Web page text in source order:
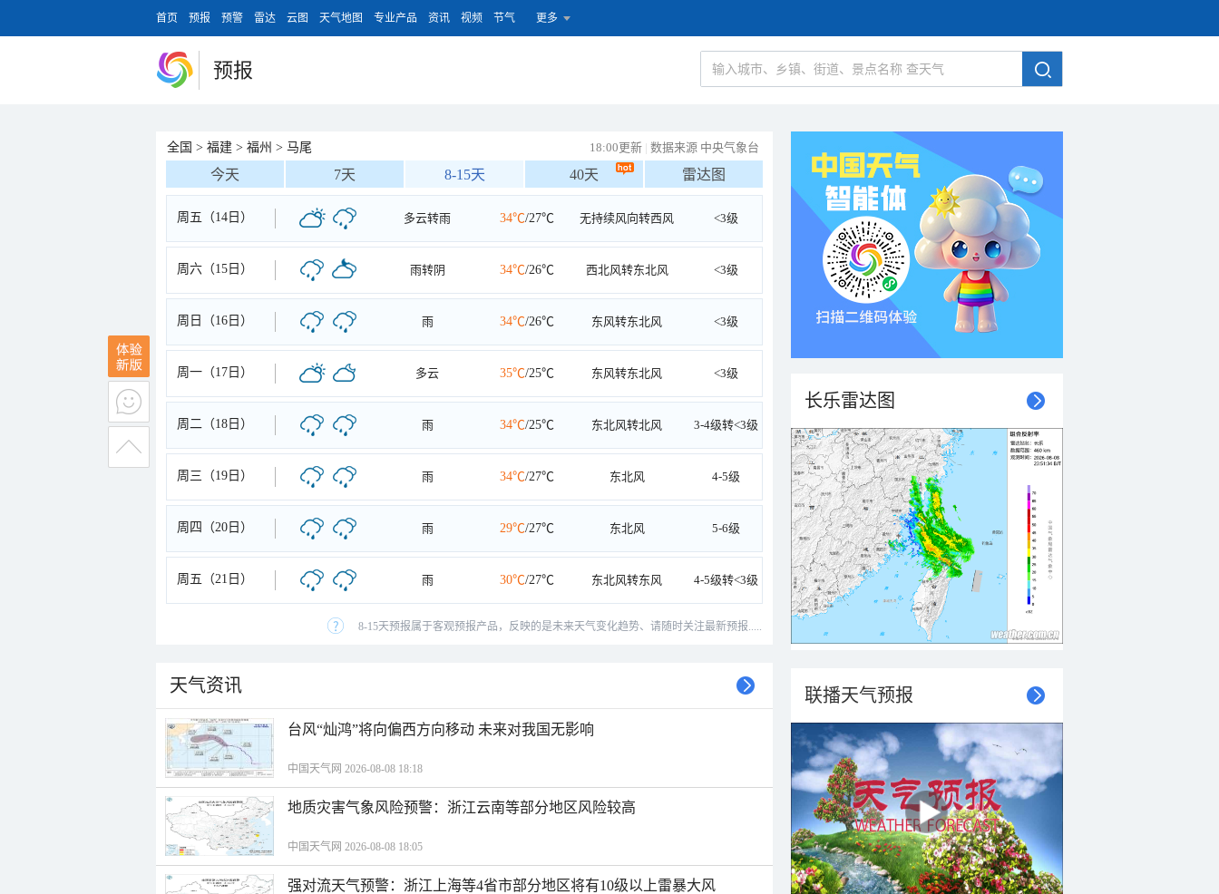
首页 预报 预警 雷达 云图 天气地图 专业产品 资讯 视频 节气 更多
预报
全国 > 福建 > 福州 > 马尾 18:00更新 | 数据来源 中央气象台
今天 7天 8-15天 40天 雷达图
周五（14日） 多云转雨 34℃/27℃ 无持续风向转西风 <3级
周六（15日） 雨转阴 34℃/26℃ 西北风转东北风 <3级
周日（16日） 雨 34℃/26℃ 东风转东北风 <3级
周一（17日） 多云 35℃/25℃ 东风转东北风 <3级
周二（18日） 雨 34℃/25℃ 东北风转北风 3-4级转<3级
周三（19日） 雨 34℃/27℃ 东北风 4-5级
周四（20日） 雨 29℃/27℃ 东北风 5-6级
周五（21日） 雨 30℃/27℃ 东北风转东风 4-5级转<3级
8-15天预报属于客观预报产品，反映的是未来天气变化趋势、请随时关注最新预报.....
天气资讯
台风“灿鸿”将向偏西方向移动 未来对我国无影响
中国天气网 2026-08-08 18:18
地质灾害气象风险预警：浙江云南等部分地区风险较高
中国天气网 2026-08-08 18:05
强对流天气预警：浙江上海等4省市部分地区将有10级以上雷暴大风
长乐雷达图
联播天气预报